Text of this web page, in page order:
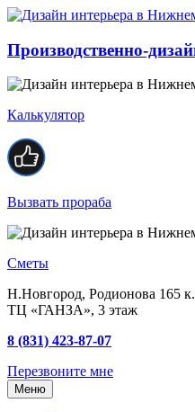
Производственно-
Калькулятор
Вызвать прораба
Сметы
Н.Новгород, Родионова 165
ТЦ «ГАНЗА», 3 этаж
8 (831) 423-87-07
Перезвоните мне
Меню